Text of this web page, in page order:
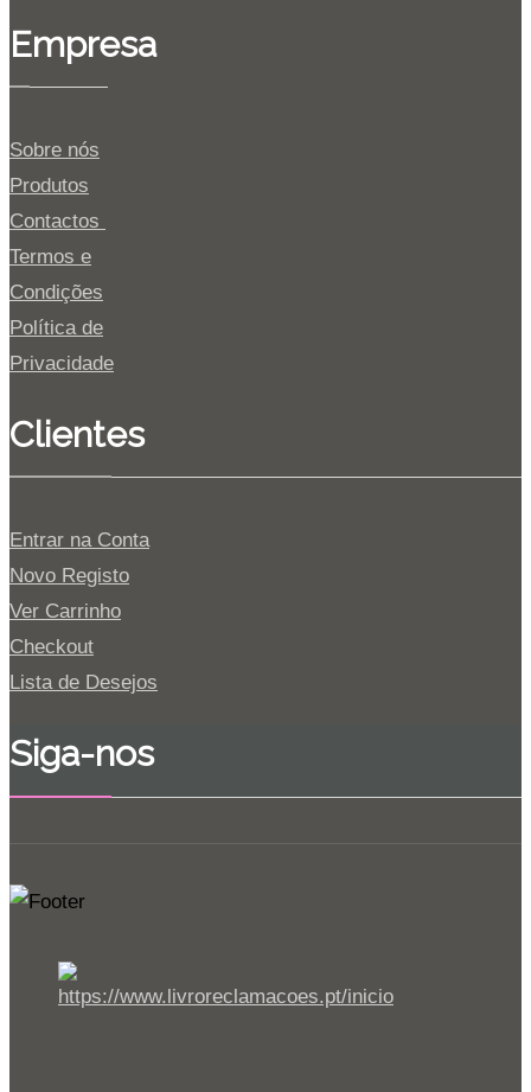
Empresa
Sobre nós
Produtos
Contactos
Termos e
Condições
Política de
Privacidade
Clientes
Entrar na Conta
Novo Registo
Ver Carrinho
Checkout
Lista de Desejos
Siga-nos